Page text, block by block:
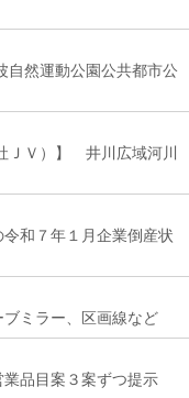
自然運動公園公共都市公
ＪＶ）】 井川広域河川
令和７年１月企業倒産状
ミラー、区画線など
品目案３案ずつ提示